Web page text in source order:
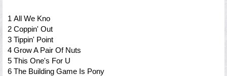
1 All We Kno
2 Coppin' Out
3 Tippin' Point
4 Grow A Pair Of Nuts
5 This One's For U
6 The Building Game Is Pony